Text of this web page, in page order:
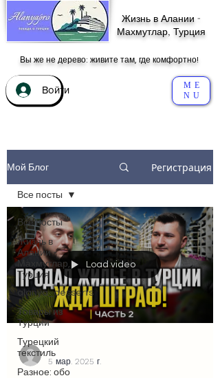
Жизнь в Алании -
Махмутлар, Турция
Вы же не дерево: живите там, где комфортно!
Войти
ME
NU
Мой Блог Регистрация
Все посты
Жизнь в
Алании -
Махмутлар,
Турция
alanya_desserts
Товары из
Турции
Турецкий
текстиль
Разное: обо
Все посты
Load video
-
5 мар. 2025 г.